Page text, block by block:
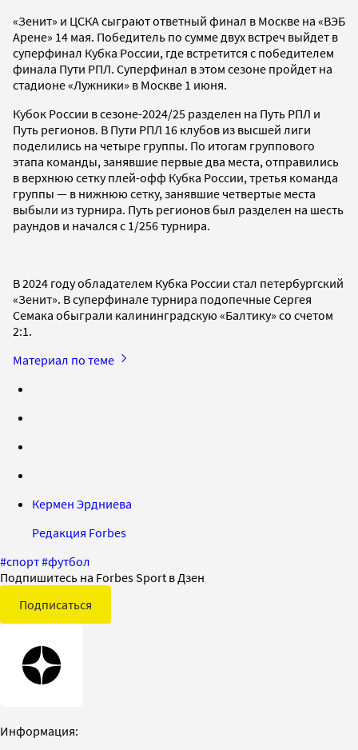
«Зенит» и ЦСКА сыграют ответный финал в Москве на «ВЭБ
Арене» 14 мая. Победитель по сумме двух встреч выйдет в
суперфинал Кубка России, где встретится с победителем
финала Пути РПЛ. Суперфинал в этом сезоне пройдет на
стадионе «Лужники» в Москве 1 июня.
Кубок России в сезоне-2024/25 разделен на Путь РПЛ и
Путь регионов. В Пути РПЛ 16 клубов из высшей лиги
поделились на четыре группы. По итогам группового
этапа команды, занявшие первые два места, отправились
в верхнюю сетку плей-офф Кубка России, третья команда
группы — в нижнюю сетку, занявшие четвертые места
выбыли из турнира. Путь регионов был разделен на шесть
раундов и начался с 1/256 турнира.
В 2024 году обладателем Кубка России стал петербургский
«Зенит». В суперфинале турнира подопечные Сергея
Семака обыграли калининградскую «Балтику» со счетом
2:1.
Материал по теме
Кермен Эрдниева
Редакция Forbes
#спорт#футбол
Подпишитесь на Forbes Sport в Дзен
Подписаться
Информация: